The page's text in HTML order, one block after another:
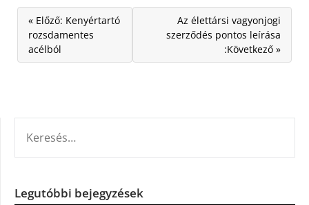
« Előző: Kenyértartó
rozsdamentes
acélból
Az élettársi vagyonjogi
szerződés pontos leírása
:Következő »
Legutóbbi bejegyzések